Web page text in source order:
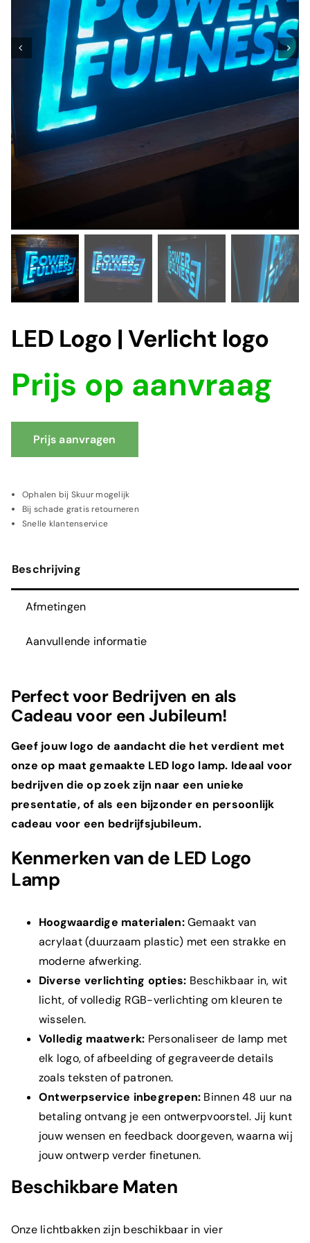
LED Logo | Verlicht logo
Prijs op aanvraag
Prijs aanvragen
Ophalen bij Skuur mogelijk
Bij schade gratis retourneren
Snelle klantenservice
Beschrijving
Afmetingen
Aanvullende informatie
Perfect voor Bedrijven en als
Cadeau voor een Jubileum!
Geef jouw logo de aandacht die het verdient met
onze op maat gemaakte LED logo lamp. Ideaal voor
bedrijven die op zoek zijn naar een unieke
presentatie, of als een bijzonder en persoonlijk
cadeau voor een bedrijfsjubileum.
Kenmerken van de LED Logo
Lamp
Hoogwaardige materialen:Gemaakt van
acrylaat (duurzaam plastic) met een strakke en
moderne afwerking.
Diverse verlichting opties: Beschikbaar in, wit
licht, of volledig RGB-verlichting om kleuren te
wisselen.
Volledig maatwerk: Personaliseer de lamp met
elk logo, of afbeelding of gegraveerde details
zoals teksten of patronen.
Ontwerpservice inbegrepen: Binnen 48 uur na
betaling ontvang je een ontwerpvoorstel. Jij kunt
jouw wensen en feedback doorgeven, waarna wij
jouw ontwerp verder finetunen.
Beschikbare Maten
Onze lichtbakken zijn beschikbaar in vier